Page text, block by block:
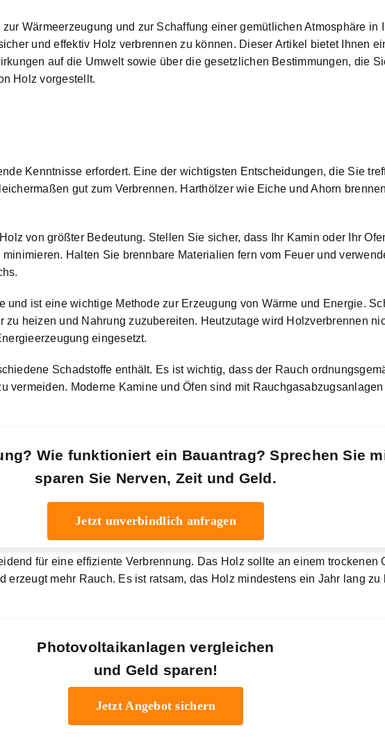
zur Wärmeerzeugung und zur Schaffung einer gemütlichen Atmosphäre in
und effektiv Holz verbrennen zu können. Dieser Artikel bietet Ihnen
auf die Umweltsowie über die gesetzlichen Bestimmungen, die
Holz vorgestellt.
Kenntnisse erfordert. Eine der wichtigsten Entscheidungen, die Sie
gut zum Verbrennen. Harthölzer wie Eiche und Ahorn
von größter Bedeutung. Stellen Sie sicher, dass Ihr Kamin oder Ihr
Halten Sie brennbare Materialien fern vom Feuer und
ist eine wichtige Methode zur Erzeugung von Wärme und Energie.
heizen und Nahrung zuzubereiten. Heutzutage wird Holzverbrennen
eingesetzt.
Schadstoffe enthält. Es ist wichtig, dass der Rauch
vermeiden. Moderne Kamine und Öfen sind mit
Wie funktioniert ein Bauantrag? Sprechen Sie
sparen Sie Nerven, Zeit und Geld.
Jetzt unverbindlich anfragen
für eine effiziente Verbrennung. Das Holz sollte an einem trockenen
erzeugt mehr Rauch. Es ist ratsam, das Holz mindestens ein Jahr lang zu
Photovoltaikanlagen vergleichen
und Geld sparen!
Jetzt Angebot sichern